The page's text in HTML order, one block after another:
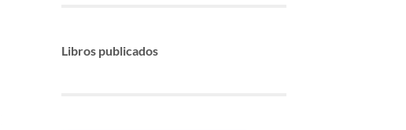
Libros publicados